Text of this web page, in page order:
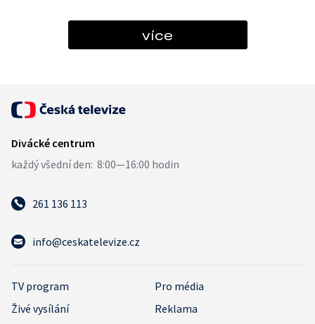
více
261 136 113
info@ceskatelevize.cz
TV program
Pro média
Živé vysílání
Reklama